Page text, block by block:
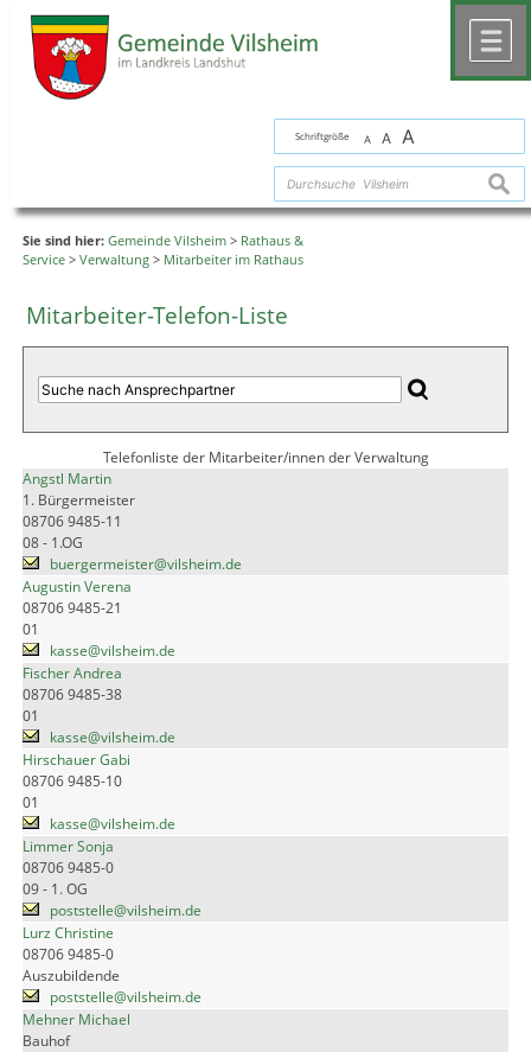
Schriftgröße A A A
Sie sind hier: Gemeinde Vilsheim > Rathaus &
Service > Verwaltung > Mitarbeiter im Rathaus
Mitarbeiter-Telefon-Liste
Telefonliste der Mitarbeiter/innen der Verwaltung
Angstl Martin
1. Bürgermeister
08706 9485-11
08 - 1.OG
buergermeister@vilsheim.de
Augustin Verena
08706 9485-21
01
kasse@vilsheim.de
Fischer Andrea
08706 9485-38
01
kasse@vilsheim.de
Hirschauer Gabi
08706 9485-10
01
kasse@vilsheim.de
Limmer Sonja
08706 9485-0
09 - 1. OG
poststelle@vilsheim.de
Lurz Christine
08706 9485-0
Auszubildende
poststelle@vilsheim.de
Mehner Michael
Bauhof